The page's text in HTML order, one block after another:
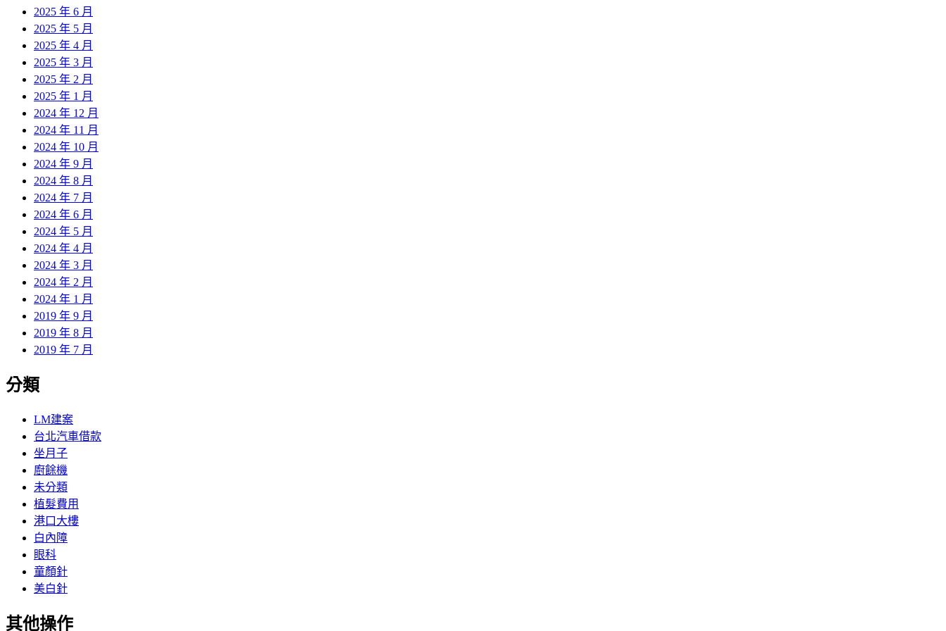
2025 年 6 月
2025 年 5 月
2025 年 4 月
2025 年 3 月
2025 年 2 月
2025 年 1 月
2024 年 12 月
2024 年 11 月
2024 年 10 月
2024 年 9 月
2024 年 8 月
2024 年 7 月
2024 年 6 月
2024 年 5 月
2024 年 4 月
2024 年 3 月
2024 年 2 月
2024 年 1 月
2019 年 9 月
2019 年 8 月
2019 年 7 月
分類
LM建案
台北汽車借款
坐月子
廚餘機
未分類
植髮費用
港口大樓
白內障
眼科
童顏針
美白針
其他操作